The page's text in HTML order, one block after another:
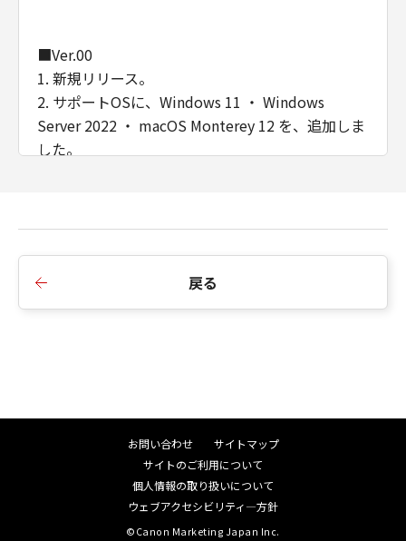
ウエア」の全部または一部を、直接または間接
に輸出してはなりません。
契約期間
(1) 本契約は、お客様が「本ソフトウエア」を
インストールされた時点で発効し、下記(2)また
は(3)により終了されるまで有効に存続します。
(4) お客様は、上記(3)による本契約の終了後直
U.S. GOVERNMENT RESTRICTED RIGHTS
The Software is a "commercial item," as that
term is defined at 48 C.F.R. 2.101 (Oct 1995),
consisting of "commercial computer
software" and "commercial computer
■Ver.00
1. 新規リリース。
2. サポートOSに、Windows 11 ・ Windows
Server 2022 ・ macOS Monterey 12 を、追加しま
した。
戻る
お問い合わせ
サイトマップ
サイトのご利用について
個人情報の取り扱いについて
ウェブアクセシビリティ―方針
©Canon Marketing Japan Inc.